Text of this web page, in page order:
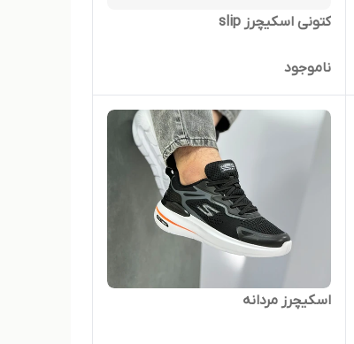
کتونی اسکیچرز slip
ناموجود
اسکیچرز مردانه